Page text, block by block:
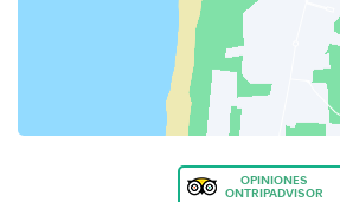
OPINIONES
ONTRIPADVISOR